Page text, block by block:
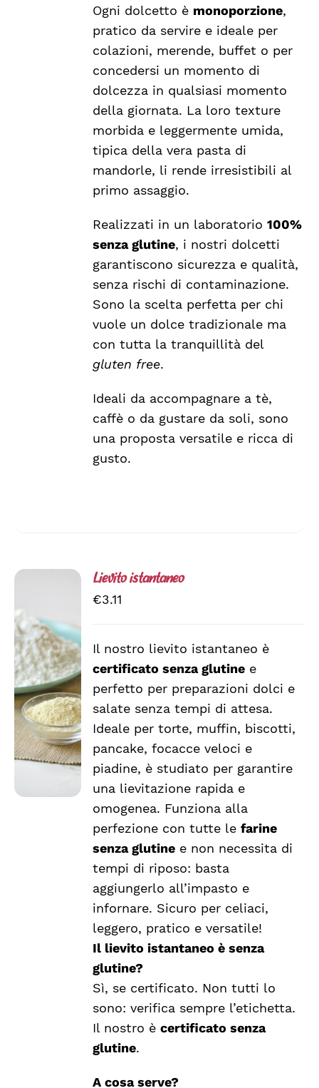
Ogni dolcetto è monoporzione,
pratico da servire e ideale per
colazioni, merende, buffet o per
concedersi un momento di
dolcezza in qualsiasi momento
della giornata. La loro texture
morbida e leggermente umida,
tipica della vera pasta di
mandorle, li rende irresistibili al
primo assaggio.
Realizzati in un laboratorio100%
senza glutine, i nostri dolcetti
garantiscono sicurezza e qualità,
senza rischi di contaminazione.
Sono la scelta perfetta per chi
vuole un dolce tradizionale ma
con tutta la tranquillità del
gluten free.
Ideali da accompagnare a tè,
caffè o da gustare da soli, sono
una proposta versatile e ricca di
gusto.
AGGIUNGI
AL
CARRELLO
/
DETTAGLI
Lievito istantaneo
€3.11
Il nostro lievito istantaneo è
certificato senza glutine e
perfetto per preparazioni dolci e
salate senza tempi di attesa.
Ideale per torte, muffin, biscotti,
pancake, focacce veloci e
piadine, è studiato per garantire
una lievitazione rapida e
omogenea. Funziona alla
perfezione con tutte lefarine
senza glutine e non necessita di
tempi di riposo: basta
aggiungerlo all’impasto e
infornare. Sicuro per celiaci,
leggero, pratico e versatile!
Il lievito istantaneo è senza
glutine?
Sì, se certificato. Non tutti lo
sono: verifica sempre l’etichetta.
Il nostro ècertificato senza
glutine.
A cosa serve?